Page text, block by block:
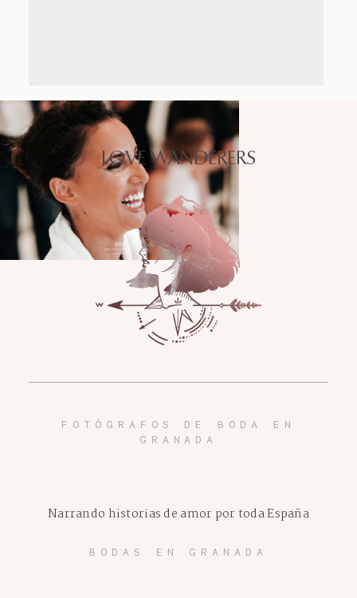
LOVE WANDERERS
FOTÓGRAFOS DE BODA EN
GRANADA
BODAS EN GRANADA
Narrando historias de amor por toda España